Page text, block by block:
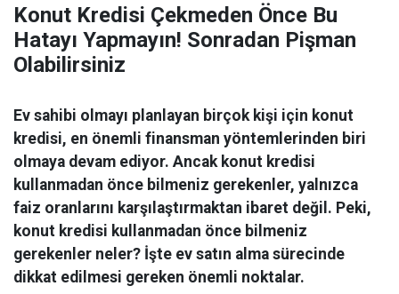
Konut Kredisi Çekmeden Önce Bu
Hatayı Yapmayın! Sonradan Pişman
Olabilirsiniz
Ev sahibi olmayı planlayan birçok kişi için konut
kredisi, en önemli finansman yöntemlerinden biri
olmaya devam ediyor. Ancak konut kredisi
kullanmadan önce bilmeniz gerekenler, yalnızca
faiz oranlarını karşılaştırmaktan ibaret değil. Peki,
konut kredisi kullanmadan önce bilmeniz
gerekenler neler? İşte ev satın alma sürecinde
dikkat edilmesi gereken önemli noktalar.